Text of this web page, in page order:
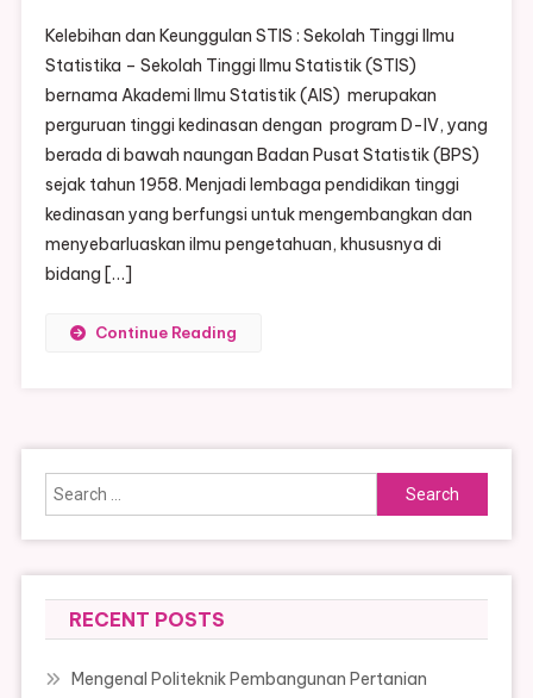
Kelebihan dan Keunggulan STIS : Sekolah Tinggi Ilmu
Statistika – Sekolah Tinggi Ilmu Statistik (STIS)
bernama Akademi Ilmu Statistik (AIS) merupakan
perguruan tinggi kedinasan dengan program D-IV, yang
berada di bawah naungan Badan Pusat Statistik (BPS)
sejak tahun 1958. Menjadi lembaga pendidikan tinggi
kedinasan yang berfungsi untuk mengembangkan dan
menyebarluaskan ilmu pengetahuan, khususnya di
bidang […]
Continue Reading
Search
for:
RECENT POSTS
Mengenal Politeknik Pembangunan Pertanian